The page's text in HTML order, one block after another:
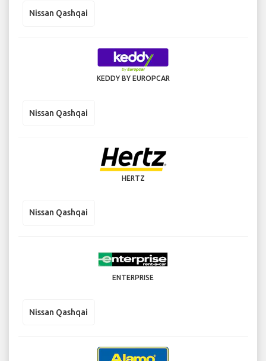
Nissan Qashqai
KEDDY BY EUROPCAR
Nissan Qashqai
HERTZ
Nissan Qashqai
ENTERPRISE
Nissan Qashqai